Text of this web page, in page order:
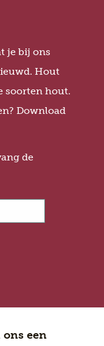
je bij ons
Hout
soorten hout.
Download
de
een